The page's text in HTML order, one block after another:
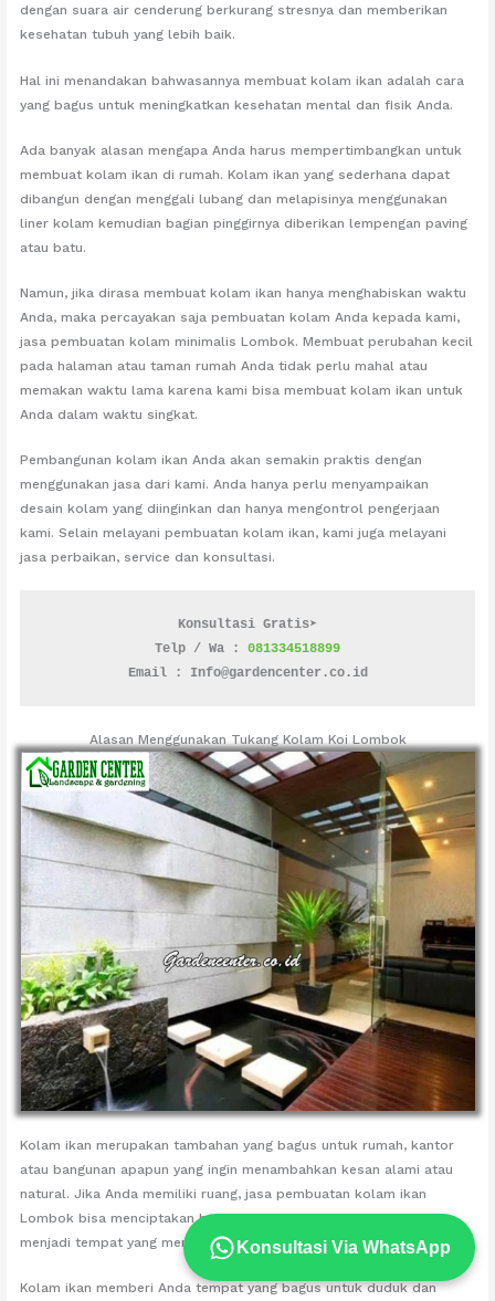
dengan suara air cenderung berkurang stresnya dan memberikan
kesehatan tubuh yang lebih baik.
Hal ini menandakan bahwasannya membuat kolam ikan adalah cara
yang bagus untuk meningkatkan kesehatan mental dan fisik Anda.
Ada banyak alasan mengapa Anda harus mempertimbangkan untuk
membuat kolam ikan di rumah. Kolam ikan yang sederhana dapat
dibangun dengan menggali lubang dan melapisinya menggunakan
liner kolam kemudian bagian pinggirnya diberikan lempengan paving
atau batu.
Namun, jika dirasa membuat kolam ikan hanya menghabiskan waktu
Anda, maka percayakan saja pembuatan kolam Anda kepada kami,
jasa pembuatan kolam minimalis Lombok. Membuat perubahan kecil
pada halaman atau taman rumah Anda tidak perlu mahal atau
memakan waktu lama karena kami bisa membuat kolam ikan untuk
Anda dalam waktu singkat.
Pembangunan kolam ikan Anda akan semakin praktis dengan
menggunakan jasa dari kami. Anda hanya perlu menyampaikan
desain kolam yang diinginkan dan hanya mengontrol pengerjaan
kami. Selain melayani pembuatan kolam ikan, kami juga melayani
jasa perbaikan, service dan konsultasi.
Konsultasi Gratis➤
Telp / Wa : 081334518899
Email : Info@gardencenter.co.id
Alasan Menggunakan Tukang Kolam Koi Lombok
Kolam ikan merupakan tambahan yang bagus untuk rumah, kantor
atau bangunan apapun yang ingin menambahkan kesan alami atau
natural. Jika Anda memiliki ruang, jasa pembuatan kolam ikan
Lombok bisa menciptakan habitat bagi ikan-ikan koi sekaligus
menjadi tempat yang menyenangkan bagi Anda dan keluarga.
Kolam ikan memberi Anda tempat yang bagus untuk duduk dan
Konsultasi Via WhatsApp